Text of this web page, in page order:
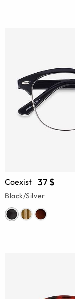
Coexist 37 $
Black/Silver